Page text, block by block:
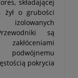
składającej
żył o grubości
izolowanych
są
podwójnemu
pokrycia